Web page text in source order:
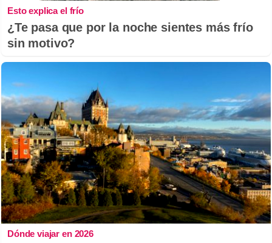
Esto explica el frío
¿Te pasa que por la noche sientes más frío
sin motivo?
Dónde viajar en 2026